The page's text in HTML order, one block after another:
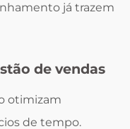
já trazem
de vendas
otimizam
de tempo.